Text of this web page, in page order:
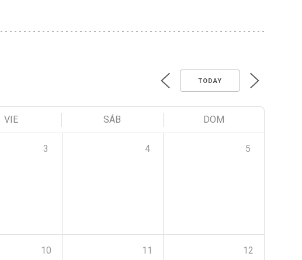
TODAY
VIE SÁB DOM
3 4 5
10 11 12